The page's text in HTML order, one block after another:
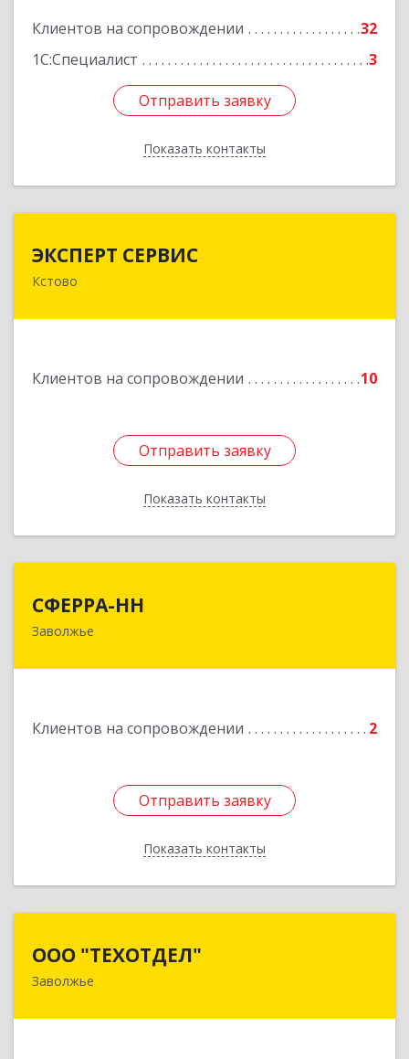
Клиентов на сопровождении
32
1С:Специалист
3
Отправить заявку
Показать контакты
Отправить заявку
Назад
ЭКСПЕРТ СЕРВИС
Кстово
Клиентов на сопровождении 10
Отправить заявку
Показать контакты
Отправить заявку
Назад
СФЕРРА-НН
Заволжье
Клиентов на сопровождении 2
Отправить заявку
Показать контакты
Отправить заявку
Назад
ООО "ТЕХОТДЕЛ"
Заволжье